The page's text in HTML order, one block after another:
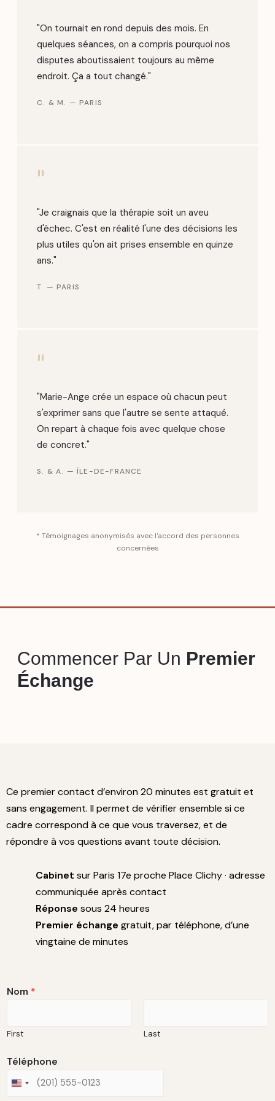
"On tournait en rond depuis des mois. En
quelques séances, on a compris pourquoi nos
disputes aboutissaient toujours au même
endroit. Ça a tout changé."
C. & M. — PARIS
"
"Je craignais que la thérapie soit un aveu
d'échec. C'est en réalité l'une des décisions les
plus utiles qu'on ait prises ensemble en quinze
ans."
T. — PARIS
"
"Marie-Ange crée un espace où chacun peut
s'exprimer sans que l'autre se sente attaqué.
On repart à chaque fois avec quelque chose
de concret."
S. & A. — ÎLE-DE-FRANCE
* Témoignages anonymisés avec l'accord des personnes
concernées
Commencer Par Un Premier
Échange
Ce premier contact d’environ 20 minutes est gratuit et
sans engagement. Il permet de vérifier ensemble si ce
cadre correspond à ce que vous traversez, et de
répondre à vos questions avant toute décision.
Cabinet sur Paris 17e proche Place Clichy · adresse
communiquée après contact
Réponse sous 24 heures
Premier échange gratuit, par téléphone, d’une
vingtaine de minutes
Nom *
First Last
e
b
Téléphone